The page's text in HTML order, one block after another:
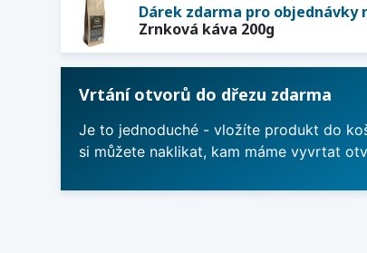
Dárek zdarma pro objednávky
Zrnková káva 200g
Vrtání otvorů do dřezu zdarma
Je to jednoduché - vložíte produkt do
si můžete naklikat, kam máme vyvrtat